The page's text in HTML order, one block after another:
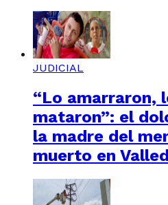
JUDICIAL
“Lo amarraron,
mataron”: el
la madre del
muerto en